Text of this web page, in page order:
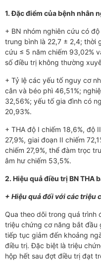
1. Đặc điểm của bệnh nhân
+ BN nhóm nghiên cứu có
trung bình là 22,7 ± 2,4; thời
cứu ≤ 5 năm chiếm 93,02%
số điều trị không thường
+ Tỷ lệ các yếu tố nguy cơ
cân và béo phì 46,51%;
32,56%; yếu tố gia đình có
20,93%.
+ THA độ I chiếm 18,6%, độ
27,9%, giai đoạn II chiếm
chiếm 27,9%, thể đàm trọc
âm hư chiếm 53,5%.
2. Hiệu quả điều trị BN THA
+ Hiệu quả đối với các triệu
Qua theo dõi trong quá trình
triệu chứng cơ năng bắt đầu
tiếp tục giảm đến khoảng
điều trị. Đặc biệt là triệu
hộp hết sau đợt điều trị đạt